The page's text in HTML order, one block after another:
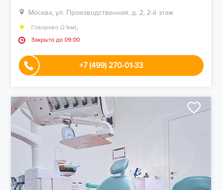
Москва, ул. Производственная, д. 2, 2-й этаж
Говорово (2.1км),
Закрыто до 09:00
+7 (499) 270-01-33